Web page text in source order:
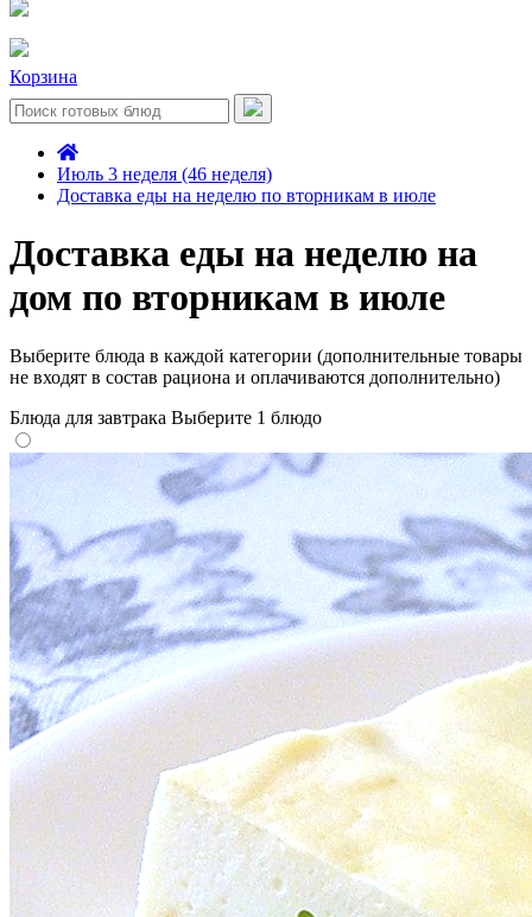
Корзина
Июль 3 неделя (46 неделя)
Доставка еды на неделю по вторникам в июле
Доставка еды на неделю на
дом по вторникам в июле
Выберите блюда в каждой категории (дополнительные товары
не входят в состав рациона и оплачиваются дополнительно)
Блюда для завтрака Выберите 1 блюдо